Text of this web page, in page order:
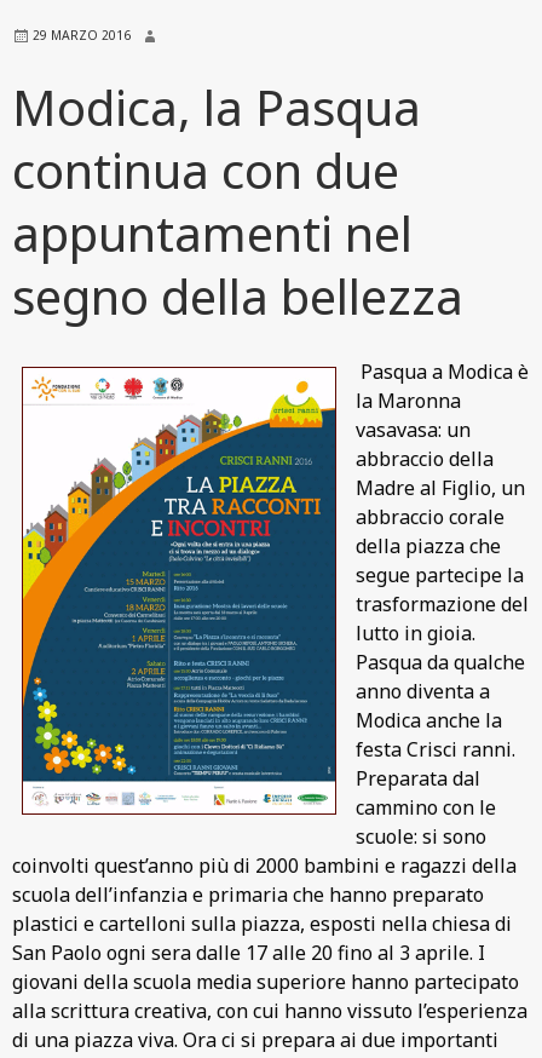
29 MARZO 2016
Modica, la Pasqua
continua con due
appuntamenti nel
segno della bellezza
Pasqua a Modica è
la Maronna
vasavasa: un
abbraccio della
Madre al Figlio, un
abbraccio corale
della piazza che
segue partecipe la
trasformazione del
lutto in gioia.
Pasqua da qualche
anno diventa a
Modica anche la
festa Crisci ranni.
Preparata dal
cammino con le
scuole: si sono
coinvolti quest’anno più di 2000 bambini e ragazzi della
scuola dell’infanzia e primaria che hanno preparato
plastici e cartelloni sulla piazza, esposti nella chiesa di
San Paolo ogni sera dalle 17 alle 20 fino al 3 aprile. I
giovani della scuola media superiore hanno partecipato
alla scrittura creativa, con cui hanno vissuto l’esperienza
di una piazza viva. Ora ci si prepara ai due importanti